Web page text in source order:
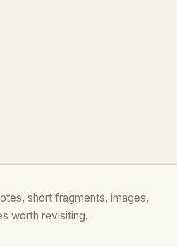
short fragments, images,
worth revisiting.